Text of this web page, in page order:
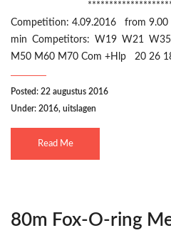
Competition: 4.09.2016 from 9.00
min Competitors: W19 W21
M50 M60 M70 Com +Hlp 20 26
Posted: 22 augustus 2016
Under: 2016, uitslagen
Read Me
80m Fox-O-ring